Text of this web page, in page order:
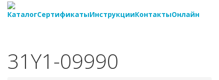
КаталогСертификатыИнструкцииКонтактыОнлайн
31Y1-09990